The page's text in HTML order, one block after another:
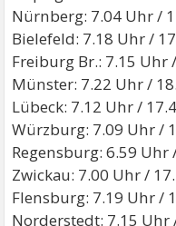
Nürnberg: 7.04 Uhr /
Bielefeld: 7.18 Uhr /
Freiburg Br.: 7.15
Münster: 7.22 Uhr /
Lübeck: 7.12 Uhr /
Würzburg: 7.09 Uhr /
Regensburg: 6.59
Zwickau: 7.00 Uhr /
Flensburg: 7.19 Uhr /
Norderstedt: 7.15